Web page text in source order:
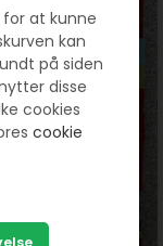
at kunne
kan
på siden
disse
cookies
cookie